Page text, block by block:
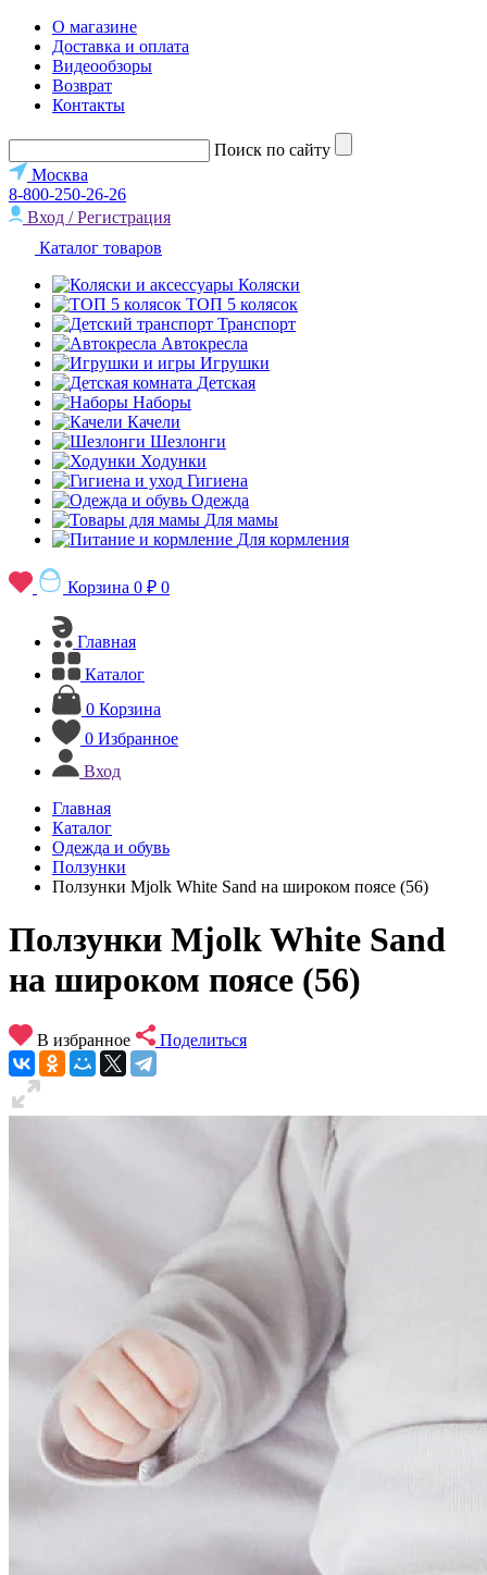
О магазине
Доставка и оплата
Видеообзоры
Возврат
Контакты
Поиск по сайту
Москва
8-800-250-26-26
Вход / Регистрация
Каталог товаров
Коляски
ТОП 5 колясок
Транспорт
Автокресла
Игрушки
Детская
Наборы
Качели
Шезлонги
Ходунки
Гигиена
Одежда
Для мамы
Для кормления
Корзина 0 ₽ 0
Главная
Каталог
0 Корзина
0 Избранное
Вход
Главная
Каталог
Одежда и обувь
Ползунки
Ползунки Mjolk White Sand на широком поясе (56)
Ползунки Mjolk White Sand
на широком поясе (56)
В избранное Поделиться